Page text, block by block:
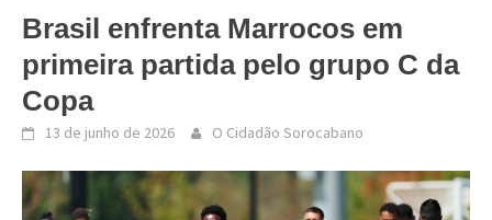
Brasil enfrenta Marrocos em
primeira partida pelo grupo C da
Copa
13 de junho de 2026 O Cidadão Sorocabano